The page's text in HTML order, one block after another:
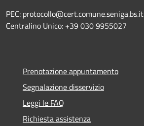
PEC: protocollo@cert.comune.seniga.bs.it
Centralino Unico: +39 030 9955027
Prenotazione appuntamento
Segnalazione disservizio
Leggi le FAQ
Richiesta assistenza